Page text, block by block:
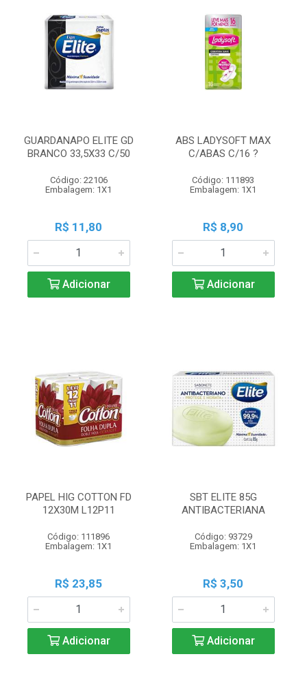
GUARDANAPO ELITE GD
BRANCO 33,5X33 C/50
Código: 22106
Embalagem: 1X1
R$ 11,80
Adicionar
ABS LADYSOFT MAX
C/ABAS C/16 ?
Código: 111893
Embalagem: 1X1
R$ 8,90
Adicionar
PAPEL HIG COTTON FD
12X30M L12P11
Código: 111896
Embalagem: 1X1
R$ 23,85
Adicionar
SBT ELITE 85G
ANTIBACTERIANA
Código: 93729
Embalagem: 1X1
R$ 3,50
Adicionar